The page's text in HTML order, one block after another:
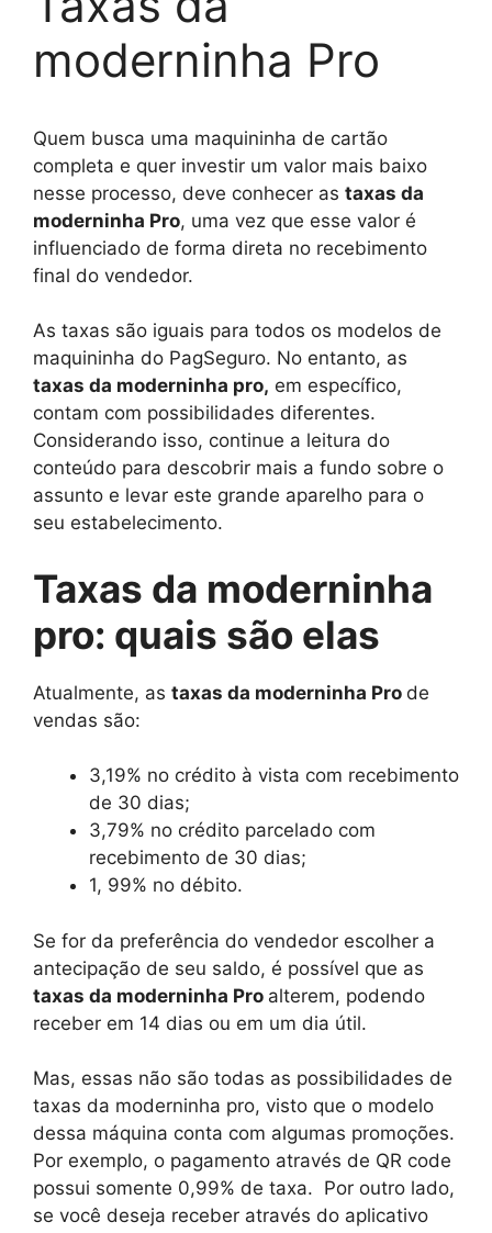
moderninha Pro
Quem busca uma maquininha de cartão
completa e quer investir um valor mais baixo
nesse processo, deve conhecer as taxas da
moderninha Pro, uma vez que esse valor é
influenciado de forma direta no recebimento
final do vendedor.
As taxas são iguais para todos os modelos de
maquininha do PagSeguro. No entanto, as
taxas da moderninha pro, em específico,
contam com possibilidades diferentes.
Considerando isso, continue a leitura do
conteúdo para descobrir mais a fundo sobre o
assunto e levar este grande aparelho para o
seu estabelecimento.
Taxas da moderninha
pro: quais são elas
Atualmente, as taxas da moderninha Pro de
vendas são:
3,19% no crédito à vista com recebimento
de 30 dias;
3,79% no crédito parcelado com
recebimento de 30 dias;
1, 99% no débito.
Se for da preferência do vendedor escolher a
antecipação de seu saldo, é possível que as
taxas da moderninha Pro alterem, podendo
receber em 14 dias ou em um dia útil.
Mas, essas não são todas as possibilidades de
taxas da moderninha pro, visto que o modelo
dessa máquina conta com algumas promoções.
Por exemplo, o pagamento através de QR code
possui somente 0,99% de taxa. Por outro lado,
se você deseja receber através do aplicativo